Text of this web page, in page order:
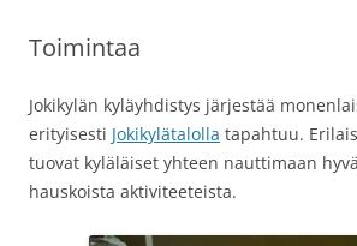
Toimintaa
Jokikylän kyläyhdistys järjestää
erityisesti Jokikylätalolla tapahtuu.
tuovat kyläläiset yhteen nauttimaan
hauskoista aktiviteeteista.